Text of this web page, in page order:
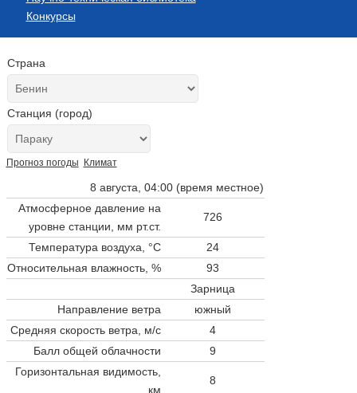
Конкурсы
Страна
Станция (город)
Прогноз погоды Климат
8 августа, 04:00 (время местное)
Атмосферное давление на
уровне станции, мм рт.ст.
726
Температура воздуха, °C
24
Относительная влажность, %
93
Зарница
Направление ветра
южный
Средняя скорость ветра, м/с
4
Балл общей облачности
9
Горизонтальная видимость,
км
8